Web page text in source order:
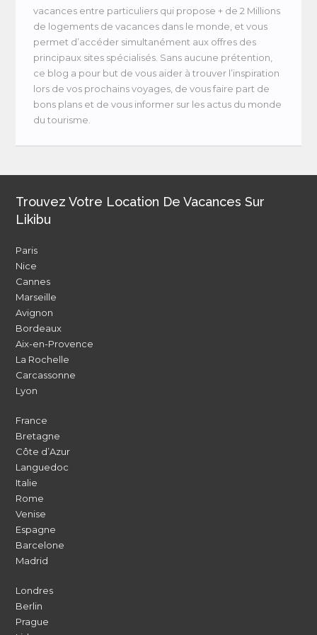
vacances entre particuliers qui propose + de 2 Millions
de logements de vacances dans le monde, et vous
permet d’accéder simultanément aux offres des
principaux sites spécialisés. Sans aucune prétention,
ce blog a pour but de vous aider à trouver l’inspiration
lors de vos prochains voyages, de vous faire part de
bons plans et de vous informer sur les actus du monde
du tourisme.
Trouvez Votre Location De Vacances Sur
Likibu
Paris
Nice
Cannes
Marseille
Avignon
Bordeaux
Aix-en-Provence
La Rochelle
Carcassonne
Lyon
France
Bretagne
Côte d’Azur
Languedoc
Italie
Rome
Venise
Espagne
Barcelone
Madrid
Londres
Berlin
Prague